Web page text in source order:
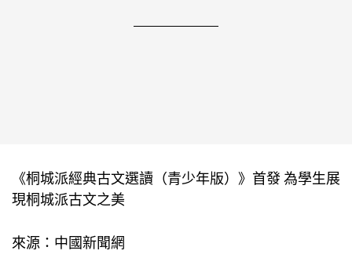
《桐城派經典古文選讀（青少年版）》首發 為學生展
現桐城派古文之美
來源：中國新聞網